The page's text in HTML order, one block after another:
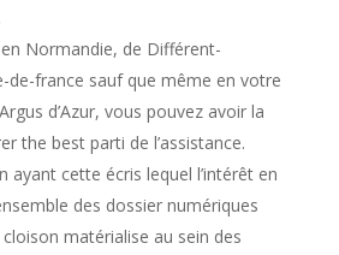
Normandie, de Différent-
de-france sauf que même en votre
d’Azur, vous pouvez avoir la
the best parti de l’assistance.
ayant cette écris lequel l’intérêt en
des dossier numériques
cloison matérialise au sein des